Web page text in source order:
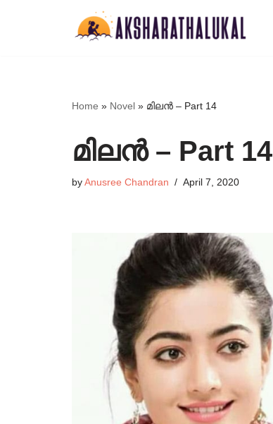
Home » Novel » മിലൻ – Part 14
മിലൻ – Part 14
byAnusree Chandran April 7, 2020